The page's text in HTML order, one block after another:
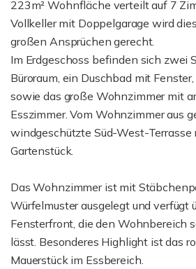
223m² Wohnfläche verteilt auf 7
Vollkeller mit Doppelgarage wird
großen Ansprüchen gerecht.
Im Erdgeschoss befinden sich zwei
Büroraum, ein Duschbad mit
sowie das große Wohnzimmer mit
Esszimmer. Vom Wohnzimmer aus
windgeschützte Süd-West-
Gartenstück.
Das Wohnzimmer ist mit
Würfelmuster ausgelegt und verfügt
Fensterfront, die den Wohnbereich
lässt. Besonderes Highlight ist das
Mauerstück im Essbereich.